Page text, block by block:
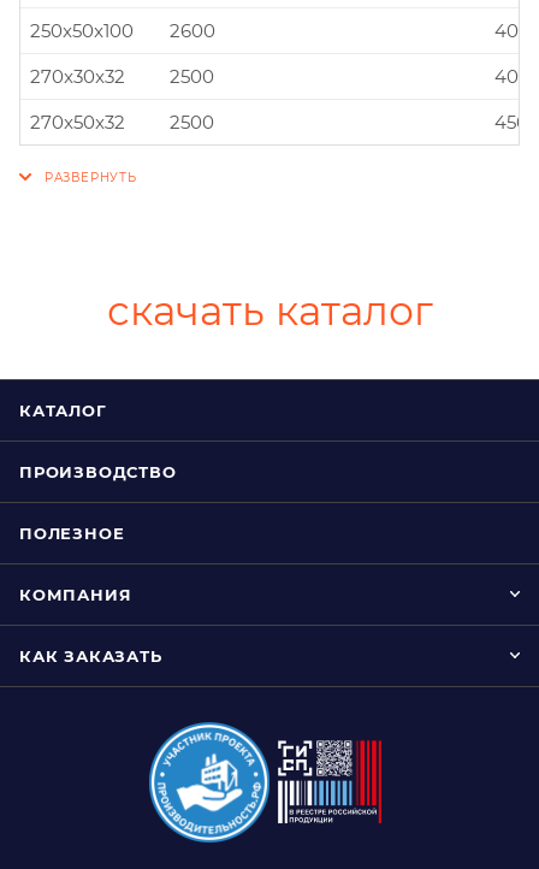
250x50x100
2600
270x30x32
2500
270x50x32
2500
скачать каталог
КАТАЛОГ
ПРОИЗВОДСТВО
ПОЛЕЗНОЕ
КОМПАНИЯ
КАК ЗАКАЗАТЬ